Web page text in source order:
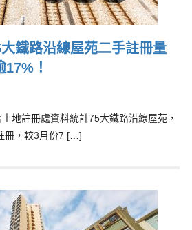
大鐵路沿線屋苑二手註冊量
！
地註冊處資料統計75大鐵路沿線屋苑，
冊，較3月份7 […]